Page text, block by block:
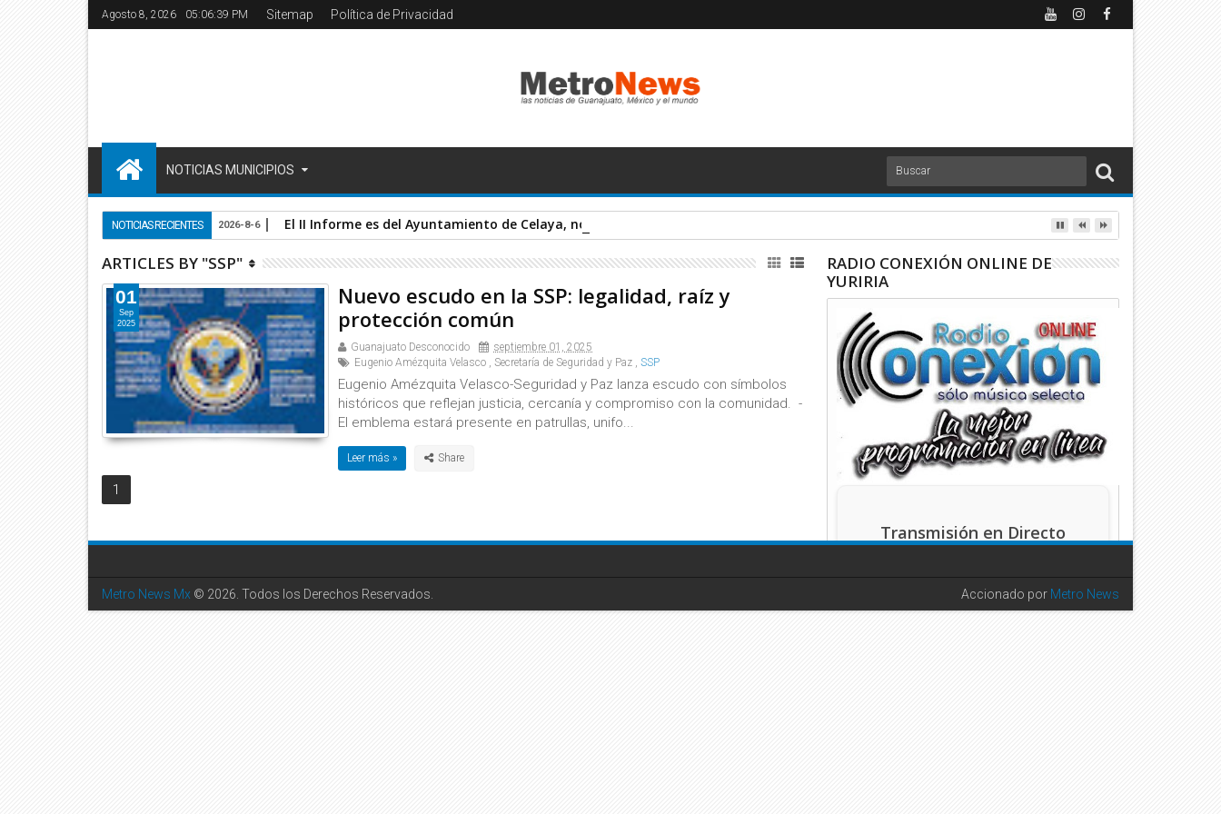
Agosto 8, 2026 05:06:39 PM Sitemap Política de Privacidad
NOTICIAS MUNICIPIOS
NOTICIAS RECIENTES El II Informe es del Ayuntamiento de Celaya, no del alcalde; El viraje legal en la rendición de cuentas
2026-8-6
ARTICLES BY "SSP"
Nuevo escudo en la SSP: legalidad, raíz y
protección común
Guanajuato Desconocido
septiembre 01, 2025
Eugenio Amézquita Velasco , Secretaría de Seguridad y Paz , SSP
Eugenio Amézquita Velasco-Seguridad y Paz lanza escudo con símbolos
históricos que reflejan justicia, cercanía y compromiso con la comunidad. -
El emblema estará presente en patrullas, unifo...
Leer más »
01
Sep
2025
1
RADIO CONEXIÓN ONLINE DE
YURIRIA
Transmisión en Directo
Metro News Mx © 2026. Todos los Derechos Reservados. Accionado por Metro News